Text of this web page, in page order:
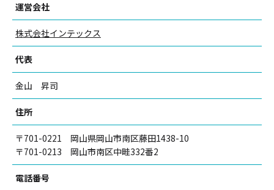
運営会社
株式会社インテックス
代表
金山 昇司
住所
〒701-0221 岡山県岡山市南区藤田1438-10
〒701-0213 岡山市南区中畦332番2
電話番号